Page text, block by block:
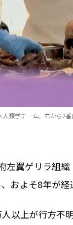
類学チーム。右から2
翼ゲリラ組
およそ8年が経
以上が行方不